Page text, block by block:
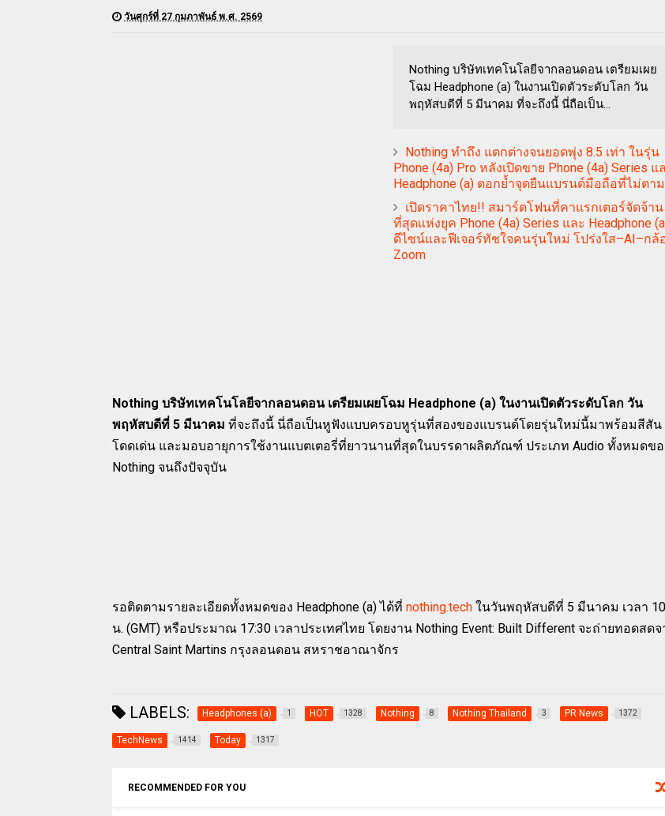
วันศุกร์ที่ 27 กุมภาพันธ์ พ.ศ. 2569
Nothing บริษัทเทคโนโลยีจากลอนดอน เตรียมเผย
โฉม Headphone (a) ในงานเปิดตัวระดับโลก วัน
พฤหัสบดีที่ 5 มีนาคม ที่จะถึงนี้ นี่ถือเป็น...
Nothing ทำถึง แตกต่างจนยอดพุ่ง 8.5 เท่า ในรุ่น
Phone (4a) Pro หลังเปิดขาย Phone (4a) Series แ
Headphone (a) ตอกย้ำจุดยืนแบรนด์มือถือที่ไม่ตา
เปิดราคาไทย!! สมาร์ตโฟนที่คาแรกเตอร์จัดจ้าน
ที่สุดแห่งยุค Phone (4a) Series และ Headphone
ดีไซน์และฟีเจอร์ทัชใจคนรุ่นใหม่ โปร่งใส–AI–กล้
Zoom
Nothing บริษัทเทคโนโลยีจากลอนดอน เตรียมเผยโฉม Headphone (a) ในงานเปิดตัวระดับโลก วัน
พฤหัสบดีที่ 5 มีนาคม ที่จะถึงนี้ นี่ถือเป็นหูฟังแบบครอบหูรุ่นที่สองของแบรนด์โดยรุ่นใหม่นี้มาพร้อมสีสัน
โดดเด่น และมอบอายุการใช้งานแบตเตอรี่ที่ยาวนานที่สุดในบรรดาผลิตภัณฑ์ ประเภท Audio ทั้งหมดขอ
Nothing จนถึงปัจจุบัน
รอติดตามรายละเอียดทั้งหมดของ Headphone (a) ได้ที่ nothing.tech ในวันพฤหัสบดีที่ 5 มีนาคม เวลา
น. (GMT) หรือประมาณ 17:30 เวลาประเทศไทย โดยงาน Nothing Event: Built Different จะถ่ายทอดสดจ
Central Saint Martins กรุงลอนดอน สหราชอาณาจักร
LABELS: Headphones (a) 1 HOT 1328 Nothing 8 Nothing Thailand 3 PR News 1372
TechNews 1414 Today 1317
RECOMMENDED FOR YOU